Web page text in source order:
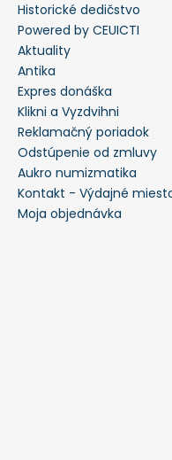
Historické dedičstvo
Powered by CEUICTI
Aktuality
Antika
Expres donáška
Klikni a Vyzdvihni
Reklamačný poriadok
Odstúpenie od zmluvy
Aukro numizmatika
Kontakt - Výdajné
Moja objednávka